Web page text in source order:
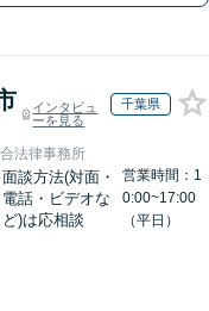
インタビュ
ーを見る
千葉県
法律事務所
面談方法(対面・
電話・ビデオな
ど)は応相談
営業時間：1
0:00~17:00
（平日）